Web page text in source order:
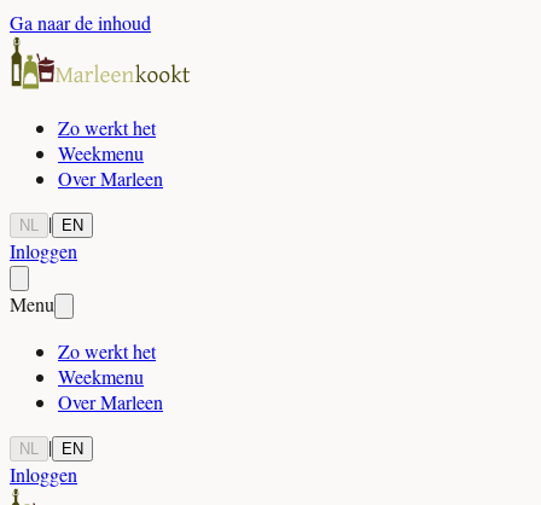
Ga naar de inhoud
Zo werkt het
Weekmenu
Over Marleen
NL | EN
Inloggen
Menu
Zo werkt het
Weekmenu
Over Marleen
NL | EN
Inloggen